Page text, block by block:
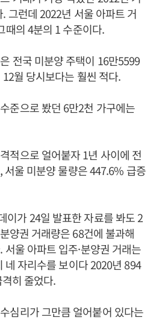
그런데 2022년 서울 아파트 거
때의 4분의 1 수준이다.
전국 미분양 주택이 16만5599
월 당시보다는 훨씬 적다.
준으로 봤던 6만2천 가구에는
적으로 얼어붙자 1년 사이에 전
울 미분양 물량은 447.6% 급증
이가 24일 발표한 자료를 봐도 2
양권 거래량은 68건에 불과해
울 아파트 입주·분양권 거래는
네 자리수를 보이다 2020년 894
히 줄었다.
심리가 그만큼 얼어붙어 있다는